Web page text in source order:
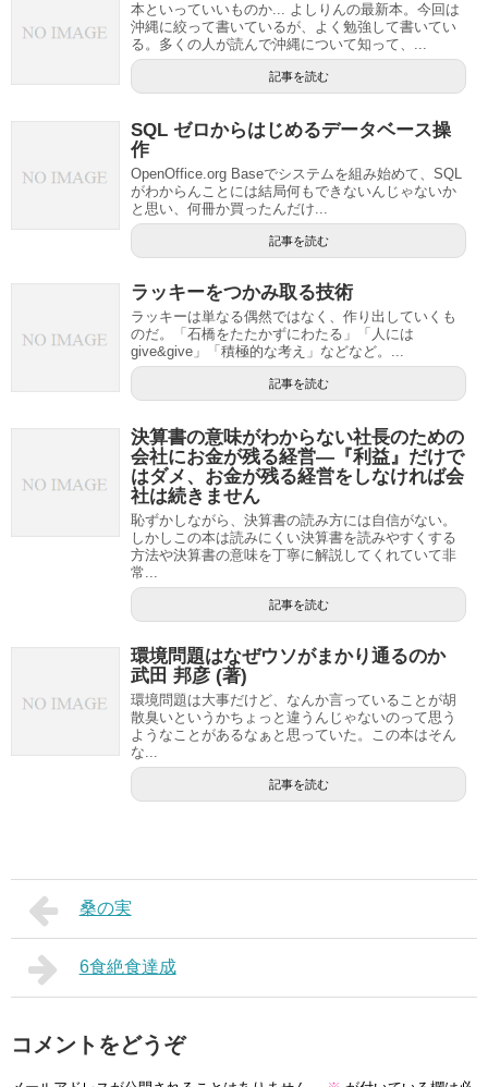
本といっていいものか... よしりんの最新本。今回は
沖縄に絞って書いているが、よく勉強して書いてい
る。多くの人が読んで沖縄について知って、...
記事を読む
SQL ゼロからはじめるデータベース操
作
OpenOffice.org Baseでシステムを組み始めて、SQL
がわからんことには結局何もできないんじゃないか
と思い、何冊か買ったんだけ...
記事を読む
ラッキーをつかみ取る技術
ラッキーは単なる偶然ではなく、作り出していくも
のだ。「石橋をたたかずにわたる」「人には
give&give」「積極的な考え」などなど。...
記事を読む
決算書の意味がわからない社長のための
会社にお金が残る経営—『利益』だけで
はダメ、お金が残る経営をしなければ会
社は続きません
恥ずかしながら、決算書の読み方には自信がない。
しかしこの本は読みにくい決算書を読みやすくする
方法や決算書の意味を丁寧に解説してくれていて非
常...
記事を読む
環境問題はなぜウソがまかり通るのか
武田 邦彦 (著)
環境問題は大事だけど、なんか言っていることが胡
散臭いというかちょっと違うんじゃないのって思う
ようなことがあるなぁと思っていた。この本はそん
な...
記事を読む
桑の実
6食絶食達成
コメントをどうぞ